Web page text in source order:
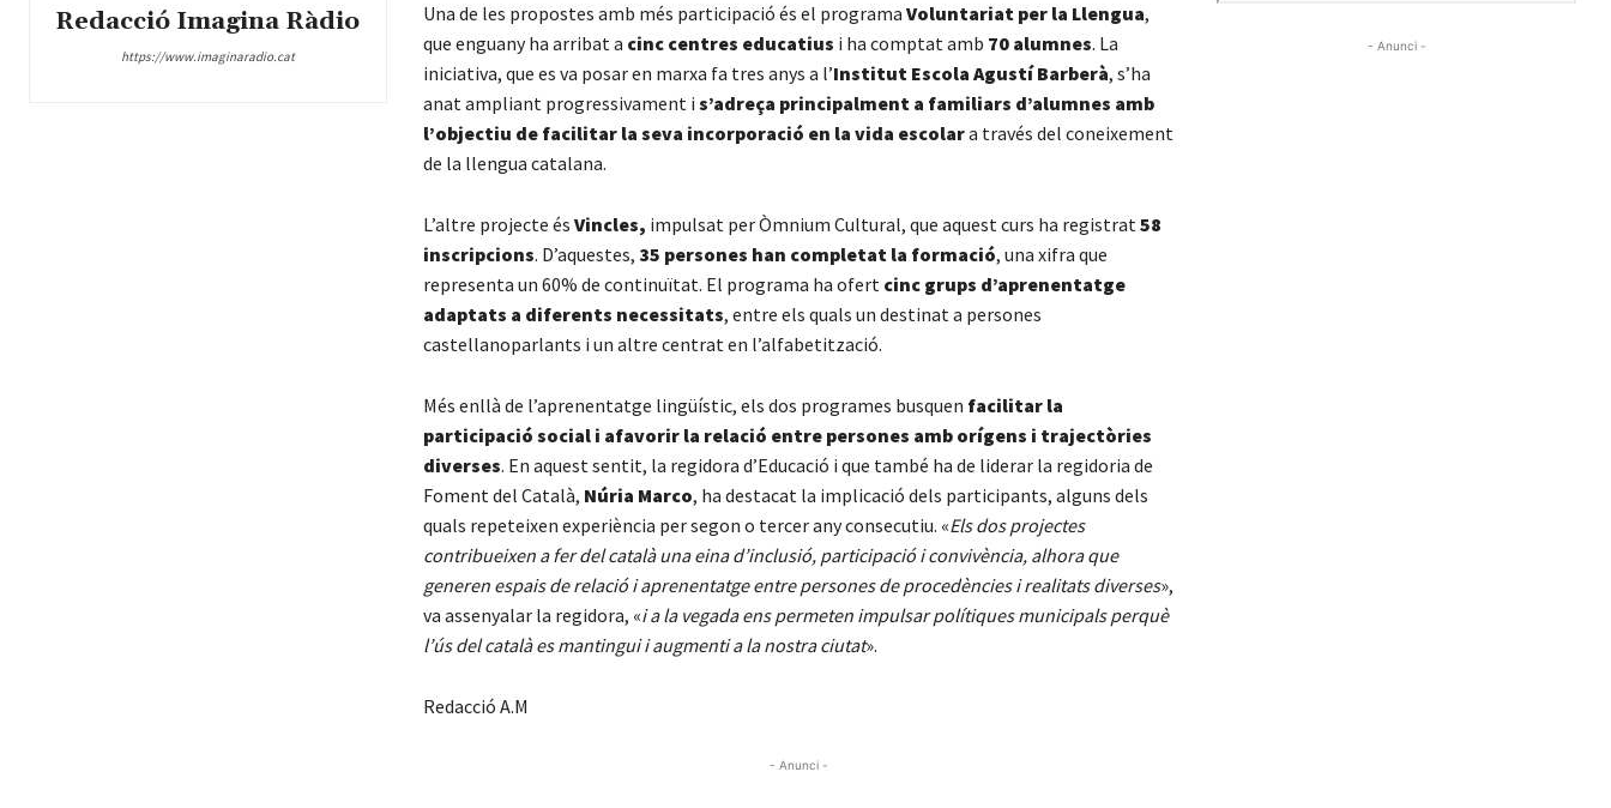
Redacció Imagina Ràdio
https://www.imaginaradio.cat
Una de les propostes amb més participació és el programa Voluntariat per la Llengua,
que enguany ha arribat a cinc centres educatius i ha comptat amb 70 alumnes. La
iniciativa, que es va posar en marxa fa tres anys a l’Institut Escola Agustí Barberà, s’ha
anat ampliant progressivament i s’adreça principalment a familiars d’alumnes amb
l’objectiu de facilitar la seva incorporació en la vida escolara través del coneixement
de la llengua catalana.
L’altre projecte és Vincles, impulsat per Òmnium Cultural, que aquest curs ha registrat58
inscripcions. D’aquestes, 35 persones han completat la formació, una xifra que
representa un 60% de continuïtat. El programa ha ofert cinc grups d’aprenentatge
adaptats a diferents necessitats, entre els quals un destinat a persones
castellanoparlants i un altre centrat en l’alfabetització.
Més enllà de l’aprenentatge lingüístic, els dos programes busquen facilitar la
participació social i afavorir la relació entre persones amb orígens i trajectòries
diverses. En aquest sentit, la regidora d’Educació i que també ha de liderar la regidoria de
Foment del Català, Núria Marco, ha destacat la implicació dels participants, alguns dels
quals repeteixen experiència per segon o tercer any consecutiu. «Els dos projectes
contribueixen a fer del català una eina d’inclusió, participació i convivència, alhora que
generen espais de relació i aprenentatge entre persones de procedències i realitats diverses»,
va assenyalar la regidora, «i a la vegada ens permeten impulsar polítiques municipals perquè
l’ús del català es mantingui i augmenti a la nostra ciutat».
Redacció A.M
- Anunci -
- Anunci -